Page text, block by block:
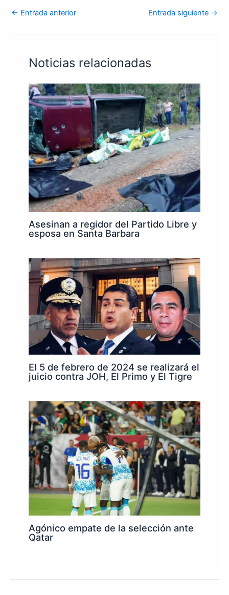
← Entrada anterior Entrada siguiente →
Noticias relacionadas
Asesinan a regidor del Partido Libre y
esposa en Santa Barbara
El 5 de febrero de 2024 se realizará el
juicio contra JOH, El Primo y El Tigre
Agónico empate de la selección ante
Qatar